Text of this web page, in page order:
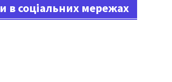
в соціальних мережах